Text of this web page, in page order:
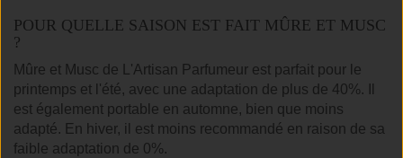
POUR QUELLE SAISON EST FAIT MÛRE ET MUSC
?
Mûre et Musc de L'Artisan Parfumeur est parfait pour le
printemps et l'été, avec une adaptation de plus de 40%. Il
est également portable en automne, bien que moins
adapté. En hiver, il est moins recommandé en raison de sa
faible adaptation de 0%.